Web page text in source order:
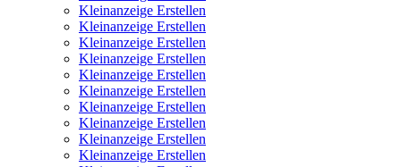
Kleinanzeige Erstellen
Kleinanzeige Erstellen
Kleinanzeige Erstellen
Kleinanzeige Erstellen
Kleinanzeige Erstellen
Kleinanzeige Erstellen
Kleinanzeige Erstellen
Kleinanzeige Erstellen
Kleinanzeige Erstellen
Kleinanzeige Erstellen